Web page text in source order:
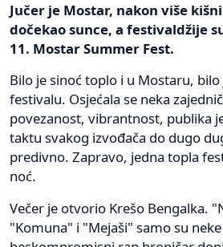
Jučer je Mostar, nakon više
dočekao sunce, a festivaldžije
11. Mostar Summer Fest.
Bilo je sinoć toplo i u Mostaru,
festivalu. Osjećala se neka
povezanost, vibrantnost, publika
taktu svakog izvođača do dugo
predivno. Zapravo, jedna topla
noć.
Večer je otvorio Krešo Bengalka.
"Komuna" i "Mejaši" samo su